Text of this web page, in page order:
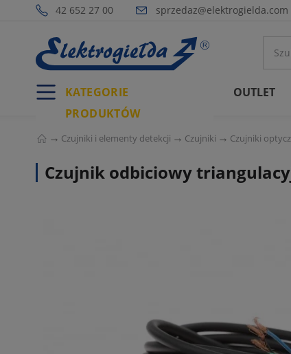
42 652 27 00 sprzedaz@elektrogielda.com
KATEGORIE
PRODUKTÓW
OUTLET
Czujniki i elementy detekcji Czujniki Czujniki
Czujnik odbiciowy